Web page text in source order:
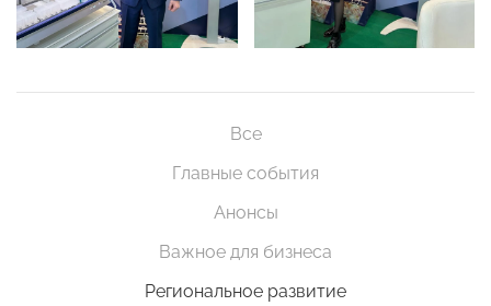
Все
Главные события
Анонсы
Важное для бизнеса
Региональное развитие